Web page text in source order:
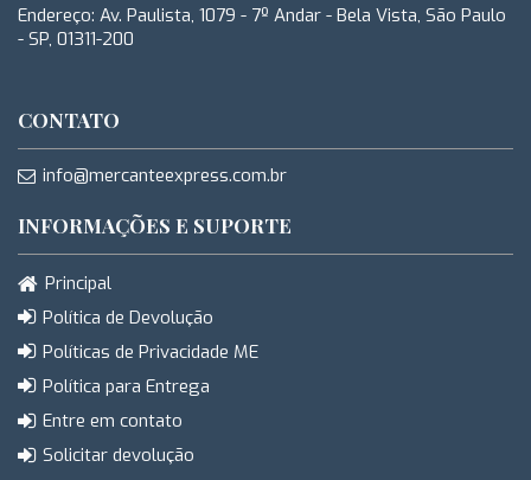
Endereço: Av. Paulista, 1079 - 7º Andar - Bela Vista, São Paulo
- SP, 01311-200
CONTATO
info@mercanteexpress.com.br
INFORMAÇÕES E SUPORTE
Principal
Política de Devolução
Políticas de Privacidade ME
Política para Entrega
Entre em contato
Solicitar devolução